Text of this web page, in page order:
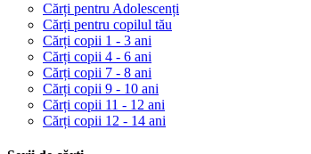
Cărți pentru Adolescenți
Cărți pentru copilul tău
Cărți copii 1 - 3 ani
Cărți copii 4 - 6 ani
Cărți copii 7 - 8 ani
Cărți copii 9 - 10 ani
Cărți copii 11 - 12 ani
Cărți copii 12 - 14 ani